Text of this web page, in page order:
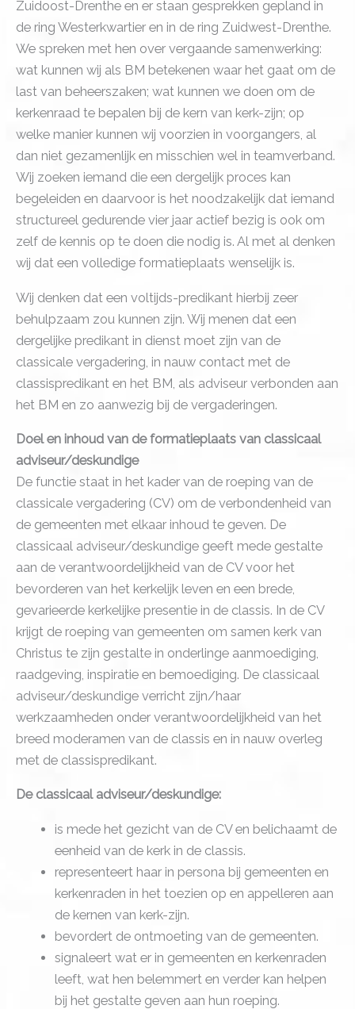
Zuidoost-Drenthe en er staan gesprekken gepland in
de ring Westerkwartier en in de ring Zuidwest-Drenthe.
We spreken met hen over vergaande samenwerking:
wat kunnen wij als BM betekenen waar het gaat om de
last van beheerszaken; wat kunnen we doen om de
kerkenraad te bepalen bij de kern van kerk-zijn; op
welke manier kunnen wij voorzien in voorgangers, al
dan niet gezamenlijk en misschien wel in teamverband.
Wij zoeken iemand die een dergelijk proces kan
begeleiden en daarvoor is het noodzakelijk dat iemand
structureel gedurende vier jaar actief bezig is ook om
zelf de kennis op te doen die nodig is. Al met al denken
wij dat een volledige formatieplaats wenselijk is.
Wij denken dat een voltijds-predikant hierbij zeer
behulpzaam zou kunnen zijn. Wij menen dat een
dergelijke predikant in dienst moet zijn van de
classicale vergadering, in nauw contact met de
classispredikant en het BM, als adviseur verbonden aan
het BM en zo aanwezig bij de vergaderingen.
Doel en inhoud van de formatieplaats van classicaal
adviseur/deskundige
De functie staat in het kader van de roeping van de
classicale vergadering (CV) om de verbondenheid van
de gemeenten met elkaar inhoud te geven. De
classicaal adviseur/deskundige geeft mede gestalte
aan de verantwoordelijkheid van de CV voor het
bevorderen van het kerkelijk leven en een brede,
gevarieerde kerkelijke presentie in de classis. In de CV
krijgt de roeping van gemeenten om samen kerk van
Christus te zijn gestalte in onderlinge aanmoediging,
raadgeving, inspiratie en bemoediging. De classicaal
adviseur/deskundige verricht zijn/haar
werkzaamheden onder verantwoordelijkheid van het
breed moderamen van de classis en in nauw overleg
met de classispredikant.
De classicaal adviseur/deskundige:
is mede het gezicht van de CV en belichaamt de
eenheid van de kerk in de classis.
representeert haar in persona bij gemeenten en
kerkenraden in het toezien op en appelleren aan
de kernen van kerk-zijn.
bevordert de ontmoeting van de gemeenten.
signaleert wat er in gemeenten en kerkenraden
leeft, wat hen belemmert en verder kan helpen
bij het gestalte geven aan hun roeping.